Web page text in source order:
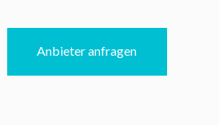
Anbieter anfragen